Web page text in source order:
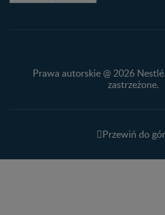
Prawa autorskie @ 2026
zastrzeżone.
Przewiń do